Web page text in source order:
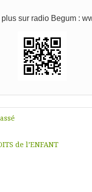
sur radio Begum :
de l’ENFANT